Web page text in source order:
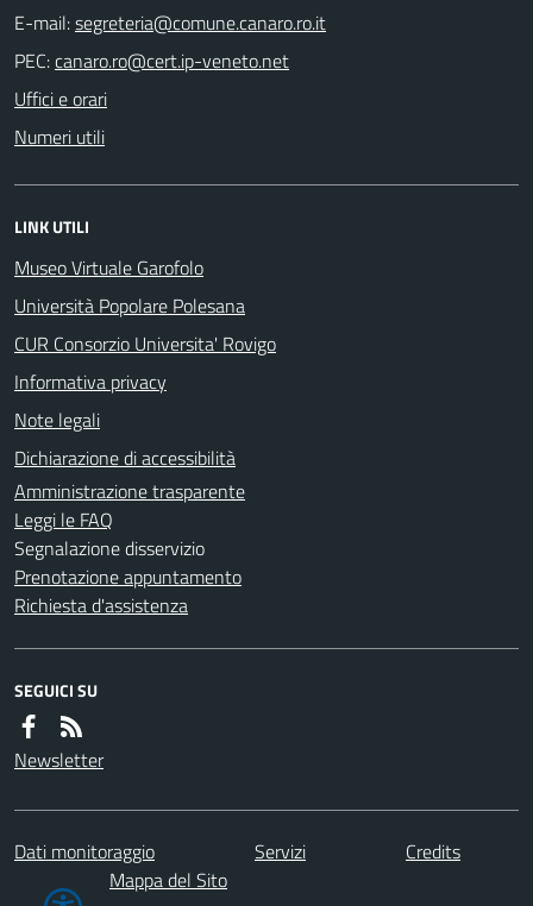
E-mail:
PEC:
Uffici e orari
Numeri utili
LINK UTILI
Museo Virtuale Garofolo
Università Popolare Polesana
CUR Consorzio Universita' Rovigo
Informativa privacy
Note legali
Dichiarazione di accessibilità
Amministrazione trasparente
Leggi le FAQ
Segnalazione disservizio
Prenotazione appuntamento
Richiesta d'assistenza
SEGUICI SU
Newsletter
Dati monitoraggio Servizi
Credits
Mappa del Sito